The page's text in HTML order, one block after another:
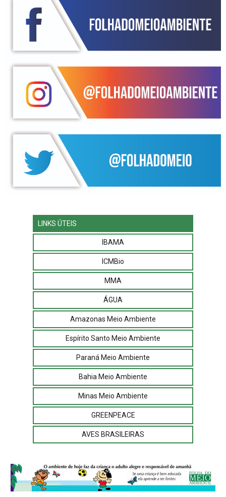
LINKS ÚTEIS
IBAMA
ICMBio
MMA
ÁGUA
Amazonas Meio Ambiente
Espírito Santo Meio Ambiente
Paraná Meio Ambiente
Bahia Meio Ambiente
Minas Meio Ambiente
GREENPEACE
AVES BRASILEIRAS